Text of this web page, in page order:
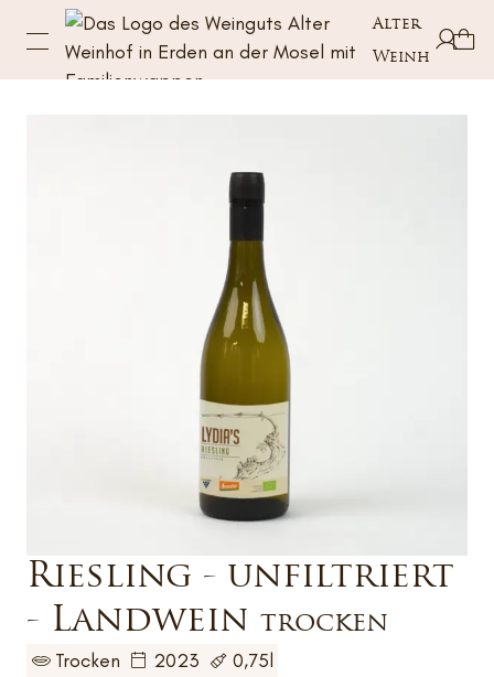
Alter
Weinhof
Riesling - unfiltriert
- Landwein trocken
Trocken 2023 0,75l